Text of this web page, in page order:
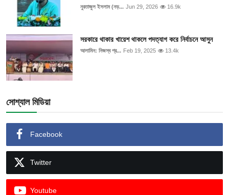
নুরতাজুল ইসলাম (নড়... Jun 29, 2026 16.9k
সরকারে থাকার খায়েশ থাকলে পদত্যাগ করে নির্বাচনে আসুন
আলামিন: নিজস্ব প্র... Feb 19, 2025 13.4k
সোশ্যাল মিডিয়া
Facebook
Twitter
Youtube